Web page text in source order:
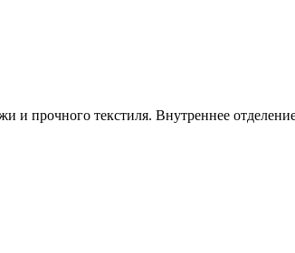
и прочного текстиля. Внутреннее